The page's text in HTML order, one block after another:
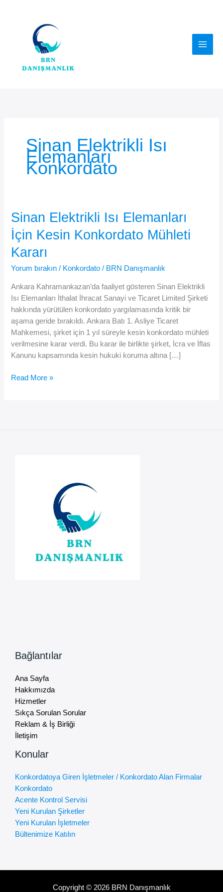
Sinan Elektrikli Isı
Elemanları
Konkordato
Sinan Elektrikli Isı Elemanları
İçin Kesin Konkordato Mühleti
Kararı
Yorum bırakın / Konkordato / BRN Danışmanlık
Ankara Kahramankazan’da faaliyet gösteren Sinan Elektrikli
Isı Elemanları İthalat İhracat Sanayi ve Ticaret Limited Şirketi
hakkında yürütülen konkordato yargılamasında kritik bir
aşama geride bırakıldı. Ankara Batı 1. Asliye Ticaret
Mahkemesi, şirket için 1 yıl süreyle kesin konkordato mühleti
verilmesine karar verdi. Bu karar ile birlikte şirket, İcra ve İflas
Kanunu kapsamında kesin hukuki koruma altına […]
Sinan
Read More »
Bağlantılar
Ana Sayfa
Hakkımızda
Hizmetler
Sıkça Sorulan Sorular
Reklam & İş Birliği
İletişim
Konular
Konkordatoya Giren İşletmeler / Konkordato Alan Firmalar
Konkordato
Acente Kontrol Servisi
Yeni Kurulan Şirketler
Yeni Kurulan İşletmeler
Bültenimize Katılın
Copyright © 2026 BRN Danışmanlık